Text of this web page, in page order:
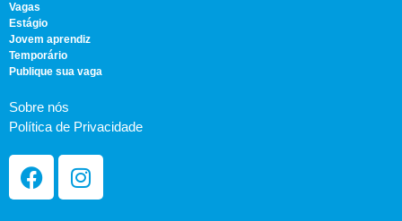
Vagas
Estágio
Jovem aprendiz
Temporário
Publique sua vaga
Sobre nós
Política de Privacidade